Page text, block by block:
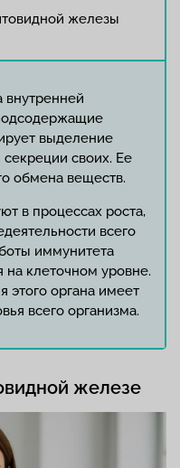
железы
выделение
своих. Ее
обмена веществ.
в процессах роста,
всего
иммунитета
на клеточном уровне.
этого органа имеет
всего организма.
железе